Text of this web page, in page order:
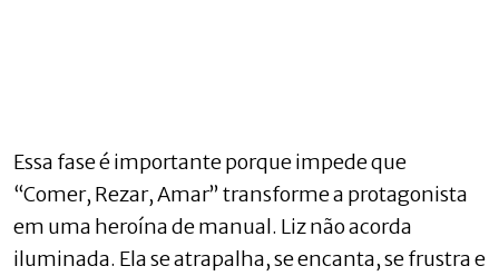
Essa fase é importante porque impede que
“Comer, Rezar, Amar” transforme a protagonista
em uma heroína de manual. Liz não acorda
iluminada. Ela se atrapalha, se encanta, se frustra e